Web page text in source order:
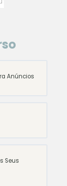
Anúncios
Seus